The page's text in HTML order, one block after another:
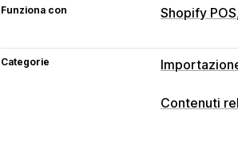
Funziona con Shopify POS
Categorie
Contenuti